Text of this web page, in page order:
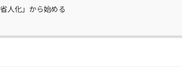
人化」から始める